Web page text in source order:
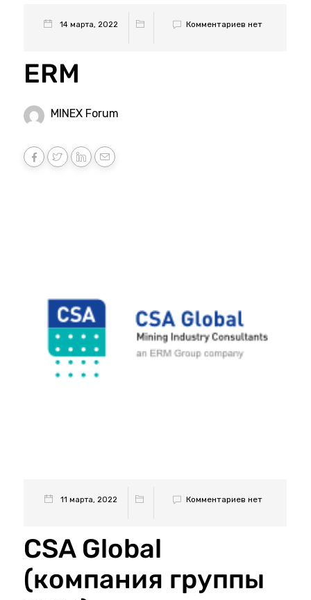
14 марта, 2022 Комментариев нет
ERM
MINEX Forum
11 марта, 2022 Комментариев нет
CSA Global
(компания группы